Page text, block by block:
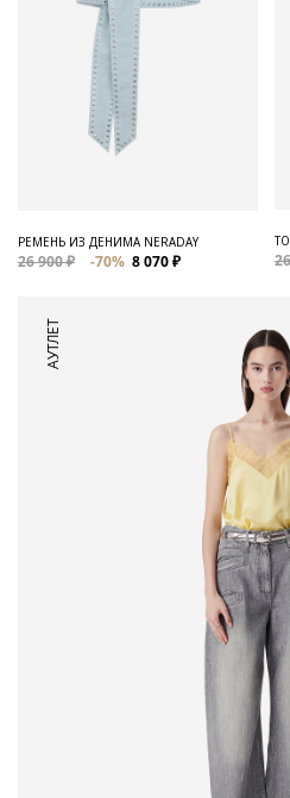
РЕМЕНЬ ИЗ ДЕНИМА NERADAY
26 900 ₽ -70% 8 070 ₽
АУТЛЕТ